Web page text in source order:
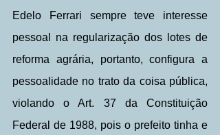
Edelo Ferrari sempre teve interesse
pessoal na regularização dos lotes de
reforma agrária, portanto, configura a
pessoalidade no trato da coisa pública,
violando o Art. 37 da Constituição
Federal de 1988, pois o prefeito tinha e